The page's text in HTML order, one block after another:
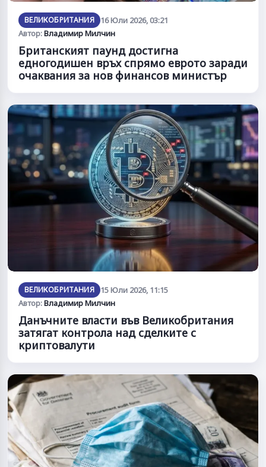
ВЕЛИКОБРИТАНИЯ
16 Юли 2026, 03:21
Автор:Владимир Милчин
Британският паунд достигна
едногодишен връх спрямо еврото заради
очаквания за нов финансов министър
ВЕЛИКОБРИТАНИЯ
15 Юли 2026, 11:15
Автор:Владимир Милчин
Данъчните власти във Великобритания
затягат контрола над сделките с
криптовалути